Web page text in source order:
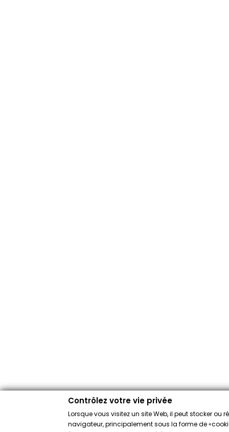
Contrôlez votre vie privée
Lorsque vous visitez un site Web, il peut stocker ou
navigateur, principalement sous la forme de